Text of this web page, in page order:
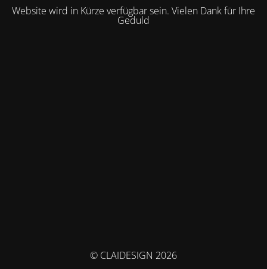
Website wird in Kürze verfügbar sein. Vielen Dank für Ihre
Geduld
© CLAIDESIGN 2026